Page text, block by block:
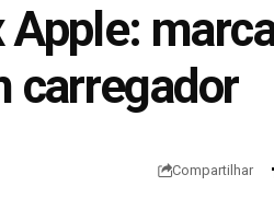
carregador
Compartilhar